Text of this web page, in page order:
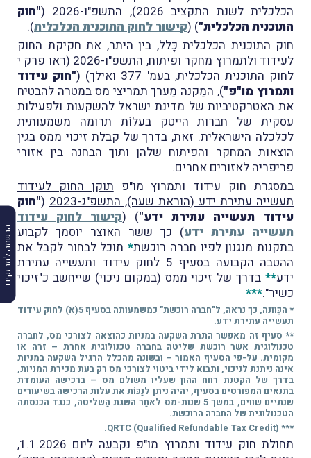
הרשמה למבזקים
הכלכלית לשנת התקציב 2026), התשפ"ו-2026 (
"חוק
התוכנית הכלכלית") (קישור לחוק התוכנית הכלכלית).
חוק התוכנית הכלכלית כָּלל, בין היתר, את חקיקת החוק
לעידוד ולתמרוץ מחקר ופיתוח, התשפ"ו-2026 (ראו פרק י
לחוק התוכנית הכלכלית, בעמ' 377 ואילך) (
"חוק עידוד
ותמרוץ מו"פ"), המַקנה מַערך תמריצי מס במטרה להבטיח
את האטרקטיביות של מדינת ישראל להשקעות ולפעילות
עסקית של חברות הייטק בעלוֹת תרומה משמעותית
לכלכלה הישראלית. זאת, בדרך של קבלת זיכוי ממס בגין
הוצאות המחקר והפיתוח שלהן ותוך הבחנה בין אזורי
פריפריה לאזורים אחרים.
במסגרת חוק עידוד ותמרוץ מו"פתוקן החוק לעידוד
תעשייה עתירת ידע (הוראת שעה), התשפ"ג-2023
("חוק
עידוד תעשייה עתירת ידע") (קישור לחוק עידוד
תעשייה עתירת ידע) כך ששר האוצר יוסמך לקבוֹע
בתקנות מנגנון לפיו חברה רוכשת* תוכל לבחור לקבל את
ההטבה הקבועה בסעיף 5 לחוק עידוד ותעשייה עתירת
ידע** בדרך של זיכוי ממס (במקום ניכוי) שייחשב כ"זיכוי
כשיר".***
* הכַּוונה, כך נראה, ל"חברה רוכשת" כמשמעותה בסעיף 5(א) לחוק עידוד
תעשייה עתירת ידע.
** סעיף זה מאפשר התרת השקעה במניות כהוצאה לצורכי מס, לחברה
טכנולוגית אשר רוכשת שליטה בחברה טכנולוגית אחרת – זרה או
מקומית. על-פי הסעיף האמור – ובשונה מהכלל הרגיל השקעה במניות
אינה ניתנת לניכוי, ותבוא לידי ביטוי לצורכי מס רק בעת מכירת המניות,
בדרך של הקטנת רווח ההון שעליו משולם מס – ברכישה העומדת
בתנאים המפורטים בסעיף, יהיה ניתן לנַכּוֹת את עלות הרכישה בשיעורים
שנתיים שווים, במשך 5 שנות-מס לאחַר השגת הַשליטה, כנגד הכנסתה
הטכנולוגית של החברה הרוכשת.
*** QRTC (Qualified Refundable Tax Credit).
תחולת חוק עידוד ותמרוץ מו"פ נקבעה ליום 1.1.2026,